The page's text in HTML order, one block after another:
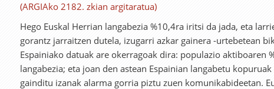
(ARGIAko 2182. zkian argitaratua)
Hego Euskal Herrian langabezia %10,4ra iritsi da jada, eta
gorantz jarraitzen dutela, izugarri azkar gainera -urtebetean
Espainiako datuak are okerragoak dira: populazio aktiboaren
langabezia; eta joan den astean Espainian langabetu
gainditu izanak alarma gorria piztu zuen komunikabideetan.